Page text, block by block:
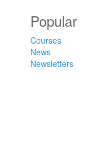
Popular
Courses
News
Newsletters